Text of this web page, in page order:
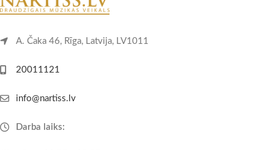
A. Čaka 46, Rīga, Latvija, LV1011
20011121
info@nartiss.lv
Darba laiks: